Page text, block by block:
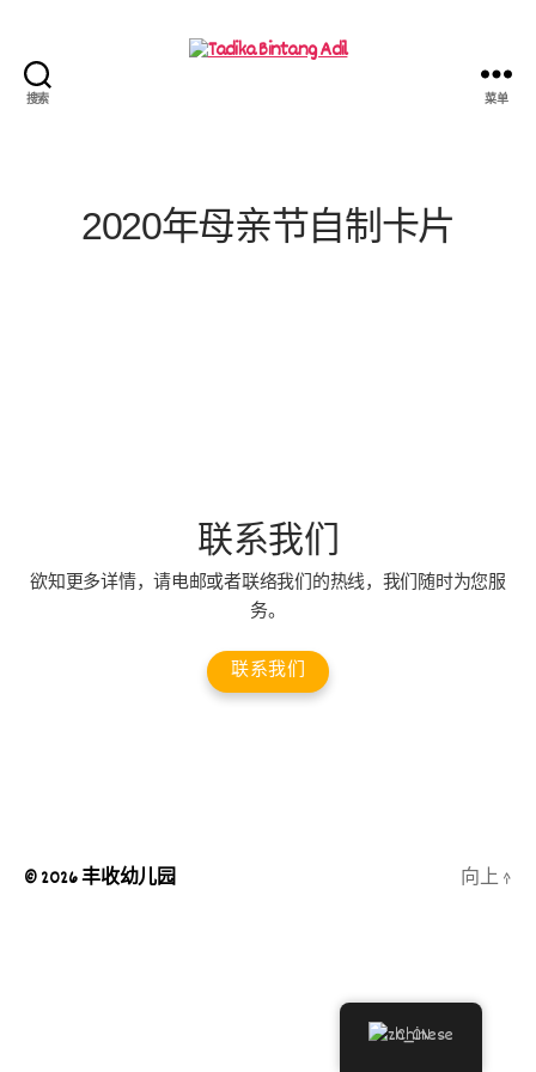
搜索 菜单
2020年母亲节自制卡片
联系我们
欲知更多详情，请电邮或者联络我们的热线，我们随时为您服
务。
联系我们
© 2026丰收幼儿园 向上↑
Chinese